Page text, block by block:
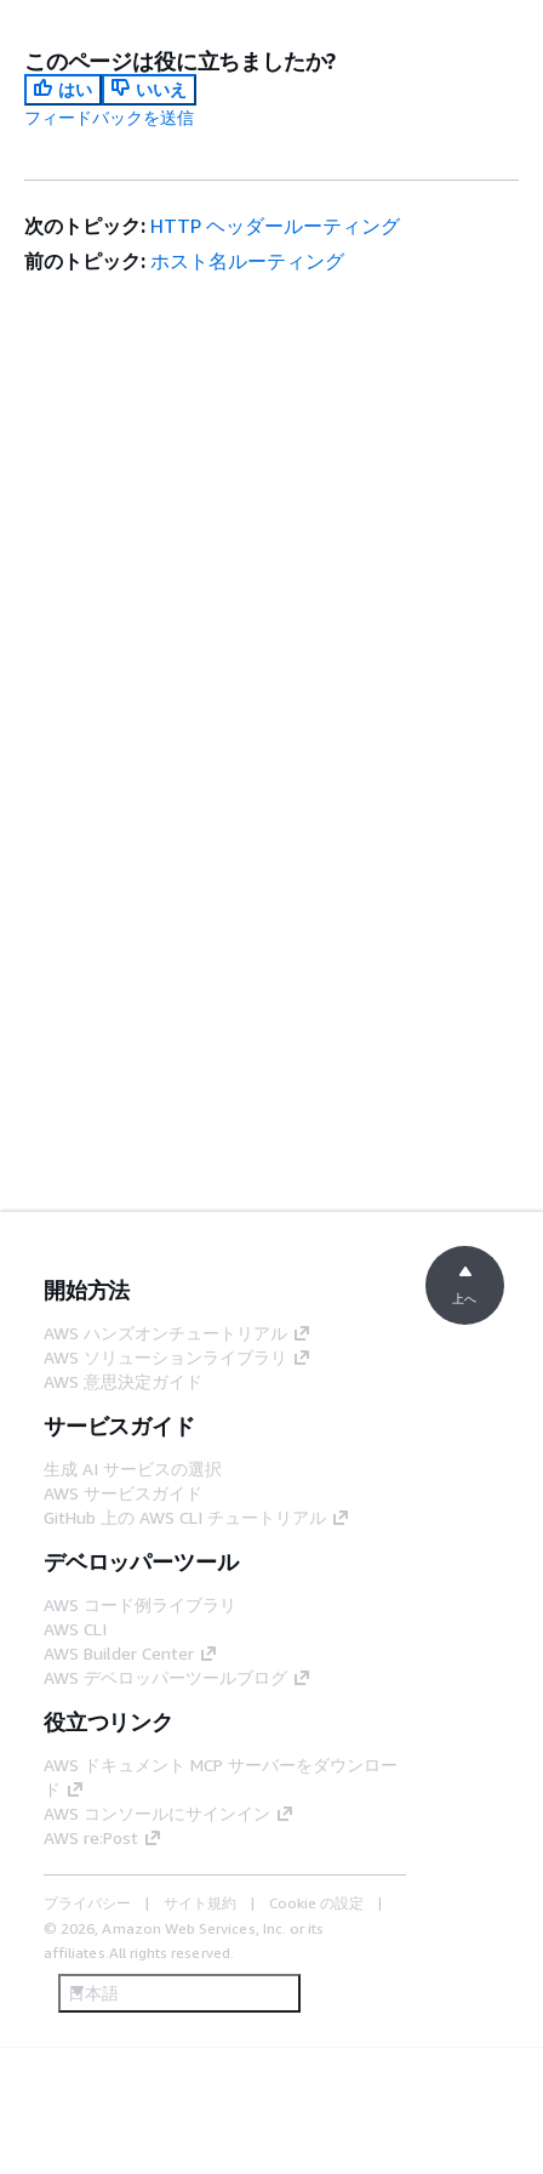
このページは役に立ちましたか?
はい
いいえ
フィードバックを送信
次のトピック: HTTP ヘッダールーティング
前のトピック: ホスト名ルーティング
開始方法
AWS ハンズオンチュートリアル
AWS ソリューションライブラリ
AWS 意思決定ガイド
サービスガイド
生成 AI サービスの選択
AWS サービスガイド
GitHub 上の AWS CLI チュートリアル
デベロッパーツール
AWS コード例ライブラリ
AWS CLI
AWS Builder Center
AWS デベロッパーツールブログ
役立つリンク
AWS ドキュメント MCP サーバーをダウンロー
ド
AWS コンソールにサインイン
AWS re:Post
プライバシー サイト規約
Cookie の設定
© 2026, Amazon Web Services, Inc. or its
affiliates.All rights reserved.
日本語
上へ